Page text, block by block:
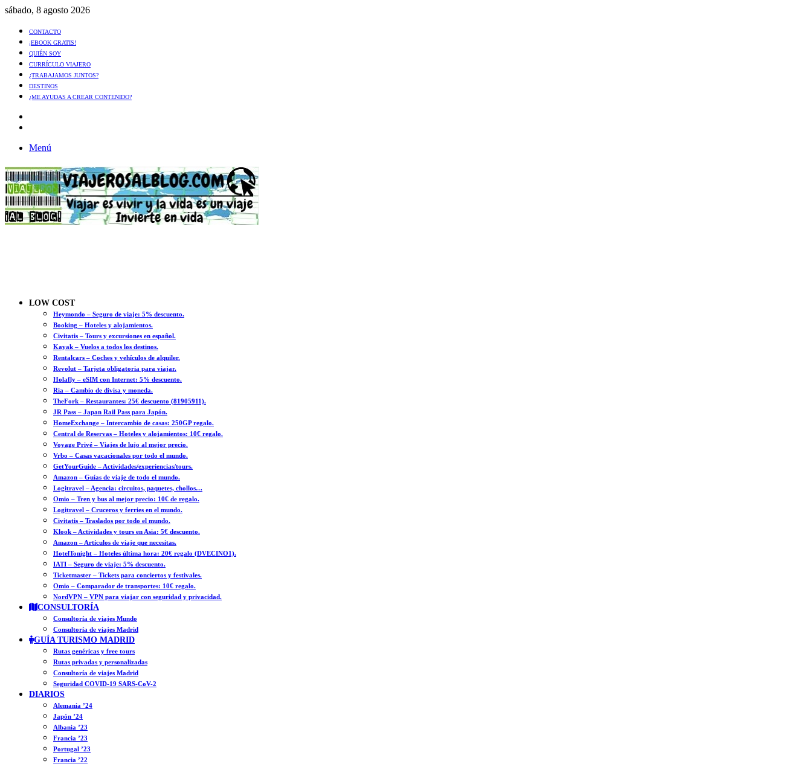
sábado, 8 agosto 2026
CONTACTO
¡EBOOK GRATIS!
QUIÉN SOY
CURRÍCULO VIAJERO
¿TRABAJAMOS JUNTOS?
DESTINOS
¿ME AYUDAS A CREAR CONTENIDO?
Menú
LOW COST
Heymondo – Seguro de viaje: 5% descuento.
Booking – Hoteles y alojamientos.
Civitatis – Tours y excursiones en español.
Kayak – Vuelos a todos los destinos.
Rentalcars – Coches y vehículos de alquiler.
Revolut – Tarjeta obligatoria para viajar.
Holafly – eSIM con Internet: 5% descuento.
Ria – Cambio de divisa y moneda.
TheFork – Restaurantes: 25€ descuento (81905911).
JR Pass – Japan Rail Pass para Japón.
HomeExchange – Intercambio de casas: 250GP regalo.
Central de Reservas – Hoteles y alojamientos: 10€ regalo.
Voyage Privé – Viajes de lujo al mejor precio.
Vrbo – Casas vacacionales por todo el mundo.
GetYourGuide – Actividades/experiencias/tours.
Amazon – Guías de viaje de todo el mundo.
Logitravel – Agencia: circuitos, paquetes, chollos…
Omio – Tren y bus al mejor precio: 10€ de regalo.
Logitravel – Cruceros y ferries en el mundo.
Civitatis – Traslados por todo el mundo.
Klook – Actividades y tours en Asia: 5€ descuento.
Amazon – Artículos de viaje que necesitas.
HotelTonight – Hoteles última hora: 20€ regalo (DVECINO1).
IATI – Seguro de viaje: 5% descuento.
Ticketmaster – Tickets para conciertos y festivales.
Omio – Comparador de transportes: 10€ regalo.
NordVPN – VPN para viajar con seguridad y privacidad.
CONSULTORÍA
Consultoría de viajes Mundo
Consultoría de viajes Madrid
GUÍA TURISMO MADRID
Rutas genéricas y free tours
Rutas privadas y personalizadas
Consultoría de viajes Madrid
Seguridad COVID-19 SARS-CoV-2
DIARIOS
Alemania ’24
Japón ’24
Albania ’23
Francia ’23
Portugal ’23
Francia ’22